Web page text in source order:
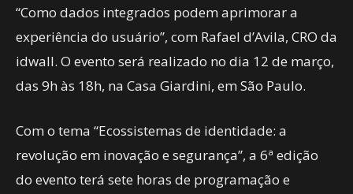
“Como dados integrados podem aprimorar a
experiência do usuário”, com Rafael d’Avila, CRO da
idwall. O evento será realizado no dia 12 de março,
das 9h às 18h, na Casa Giardini, em São Paulo.
Com o tema “Ecossistemas de identidade: a
revolução em inovação e segurança”, a 6ª edição
do evento terá sete horas de programação e